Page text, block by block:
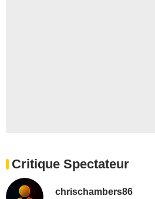
Critique Spectateur
chrischambers86